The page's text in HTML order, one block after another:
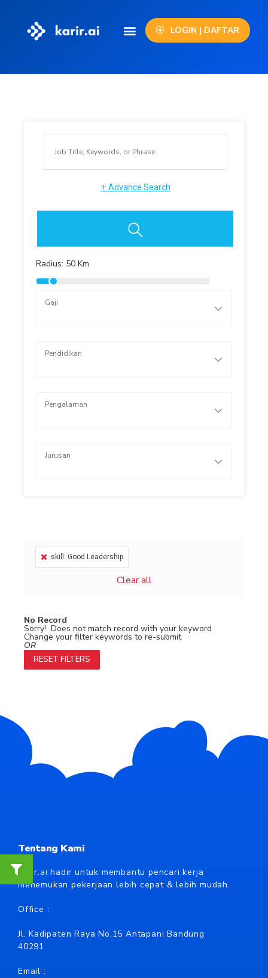
LOGIN | DAFTAR
+ Advance Search
Radius: 50 Km
skill: Good Leadership
Clear all
No Record
Sorry! Does not match record with your keyword
Change your filter keywords to re-submit
OR
RESET FILTERS
Tentang Kami
Karir.ai hadir untuk membantu pencari kerja
menemukan pekerjaan lebih cepat & lebih mudah.
Office :
Jl. Kadipaten Raya No.15 Antapani Bandung
40291
Email :